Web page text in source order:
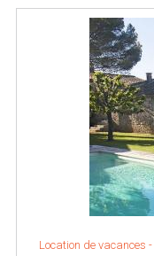
Location de vacances -